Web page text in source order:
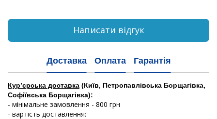
Написати відгук
Доставка Оплата Гарантія
Кур’єрська доставка (Київ, Петропавлівська Борщагівка,
Софіївська Борщагівка):
- мінімальне замовлення - 800 грн
- вартість доставлення: